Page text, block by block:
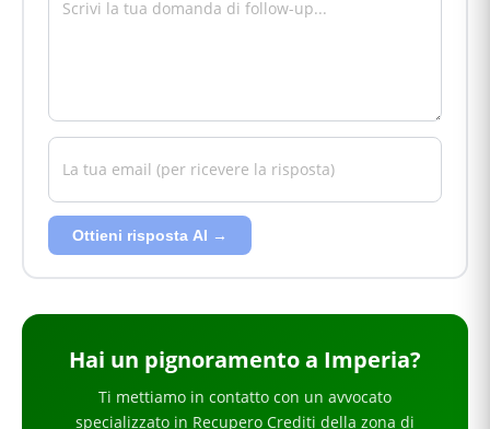
Ottieni risposta AI →
Hai un pignoramentoa Imperia?
Ti mettiamo in contatto con un avvocato
specializzato in Recupero Crediti della zona di